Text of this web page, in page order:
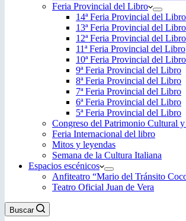
Feria Provincial del Libro
14ª Feria Provincial del Libro
13ª Feria Provincial del Libro
12ª Feria Provincial del Libro
11ª Feria Provincial del Libro
10ª Feria Provincial del Libro
9ª Feria Provincial del Libro
8ª Feria Provincial del Libro
7ª Feria Provincial del Libro
6ª Feria Provincial del Libro
5ª Feria Provincial del Libro
Congreso del Patrimonio Cultural
Feria Internacional del libro
Mitos y leyendas
Semana de la Cultura Italiana
Espacios escénicos
Anfiteatro “Mario del Tránsito
Teatro Oficial Juan de Vera
Buscar